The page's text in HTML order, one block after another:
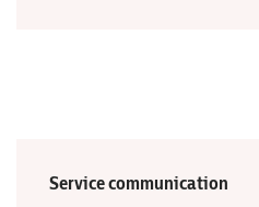
Service communication